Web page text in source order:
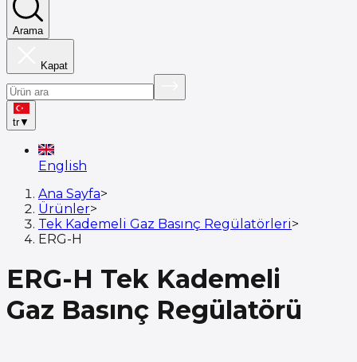
Arama
Kapat
tr▼
English
Ana Sayfa>
Ürünler>
Tek Kademeli Gaz Basınç Regülatörleri>
ERG-H
ERG-H Tek Kademeli
Gaz Basınç Regülatörü